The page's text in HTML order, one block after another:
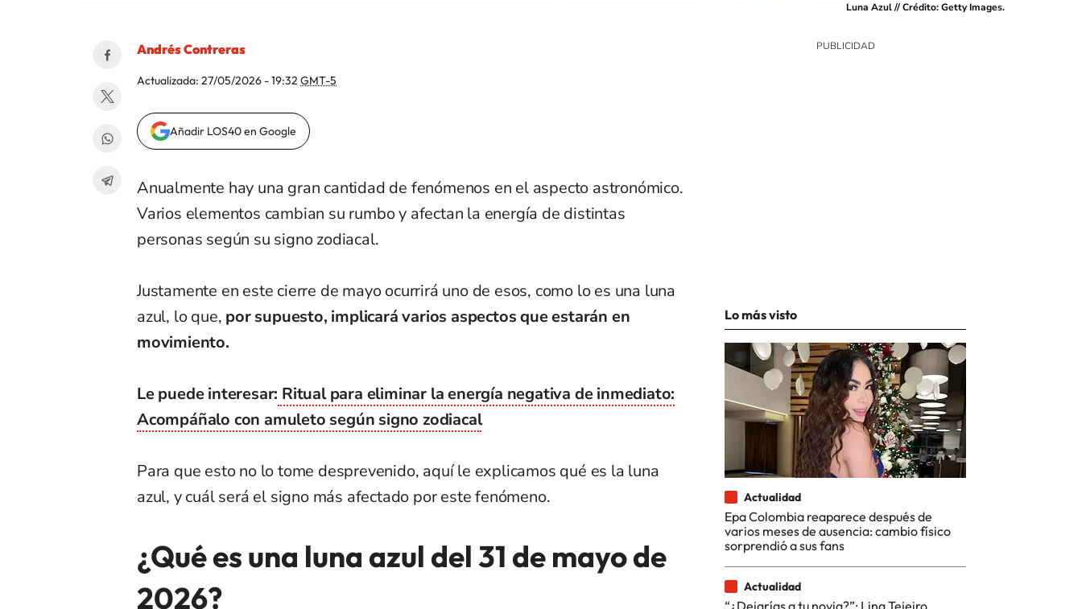
Luna Azul // Crédito: Getty Images.
Andrés Contreras
Actualizada: 27/05/2026 - 19:32 GMT-5
Añadir LOS40 en Google
Anualmente hay una gran cantidad de fenómenos en el aspecto astronómico.
Varios elementos cambian su rumbo y afectan la energía de distintas
personas según su signo zodiacal.
Justamente en este cierre de mayo ocurrirá uno de esos, como lo es una luna
azul, lo que, por supuesto, implicará varios aspectos que estarán en
movimiento.
Le puede interesar: Ritual para eliminar la energía negativa de inmediato:
Acompáñalo con amuleto según signo zodiacal
Para que esto no lo tome desprevenido, aquí le explicamos qué es la luna
azul, y cuál será el signo más afectado por este fenómeno.
¿Qué es una luna azul del 31 de mayo de
2026?
Lo más visto
Actualidad
Epa Colombia reaparece después de
varios meses de ausencia: cambio físico
sorprendió a sus fans
Actualidad